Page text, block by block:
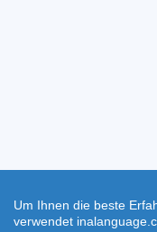
Um Ihnen die beste
verwendet